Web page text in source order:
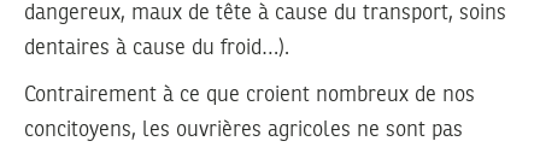
dangereux, maux de tête à cause du transport, soins
dentaires à cause du froid…).
Contrairement à ce que croient nombreux de nos
concitoyens, les ouvrières agricoles ne sont pas